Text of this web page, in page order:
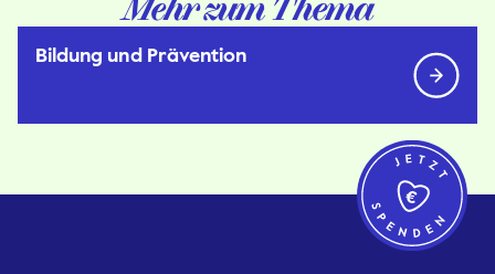
Mehr zum Thema
Bildung und Prävention